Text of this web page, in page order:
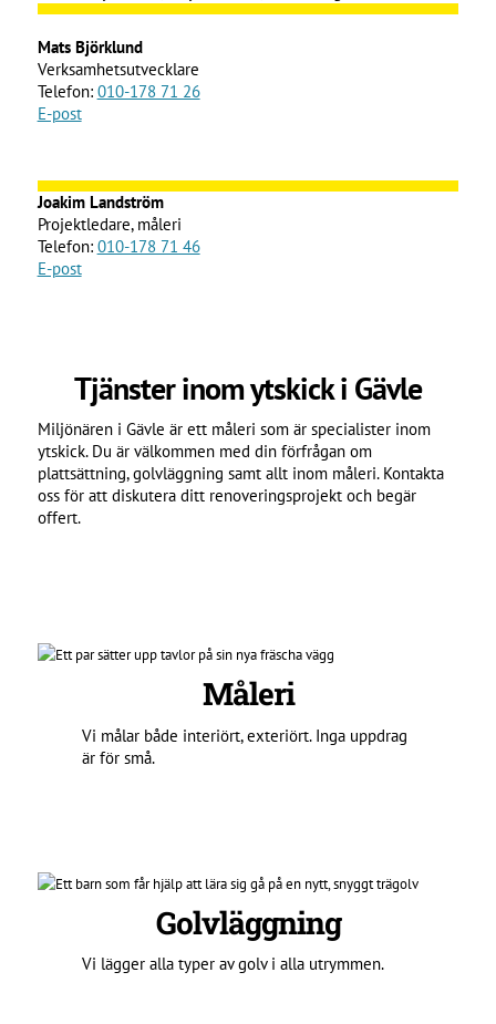
Mats Björklund
Verksamhetsutvecklare
Telefon: 010-178 71 26
E-post
Joakim Landström
Projektledare, måleri
Telefon: 010-178 71 46
E-post
Tjänster inom ytskick i Gävle
Miljönären i Gävle är ett måleri som är specialister inom
ytskick. Du är välkommen med din förfrågan om
plattsättning, golvläggning samt allt inom måleri. Kontakta
oss för att diskutera ditt renoveringsprojekt och begär
offert.
Måleri
Vi målar både interiört, exteriört. Inga uppdrag
är för små.
Golvläggning
Vi lägger alla typer av golv i alla utrymmen.